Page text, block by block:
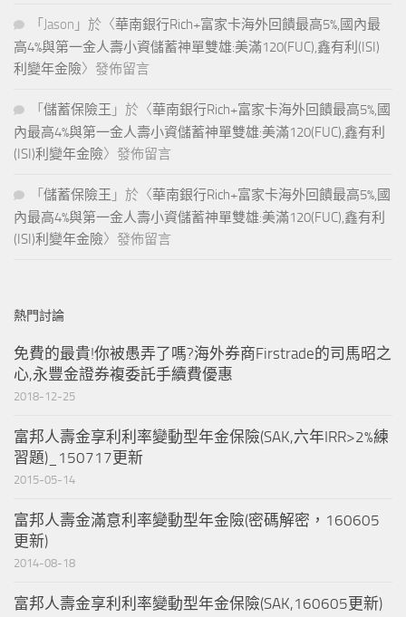
「 Jason 」於〈華南銀行Rich+富家卡海外回饋最高5%,國內最
高4%與第一金人壽小資儲蓄神單雙雄:美滿120(FUC),鑫有利(ISI)
利變年金險〉發佈留言
「 儲蓄保險王 」於〈華南銀行Rich+富家卡海外回饋最高5%,國
內最高4%與第一金人壽小資儲蓄神單雙雄:美滿120(FUC),鑫有利
(ISI)利變年金險〉發佈留言
「 儲蓄保險王 」於〈華南銀行Rich+富家卡海外回饋最高5%,國
內最高4%與第一金人壽小資儲蓄神單雙雄:美滿120(FUC),鑫有利
(ISI)利變年金險〉發佈留言
熱門討論
免費的最貴!你被愚弄了嗎?海外券商Firstrade的司馬昭之
心,永豐金證券複委託手續費優惠
2018-12-25
富邦人壽金享利利率變動型年金保險(SAK,六年IRR>2%練
習題)_150717更新
2015-05-14
富邦人壽金滿意利率變動型年金險(密碼解密，160605
更新)
2014-08-18
富邦人壽金享利利率變動型年金保險(SAK,160605更新)